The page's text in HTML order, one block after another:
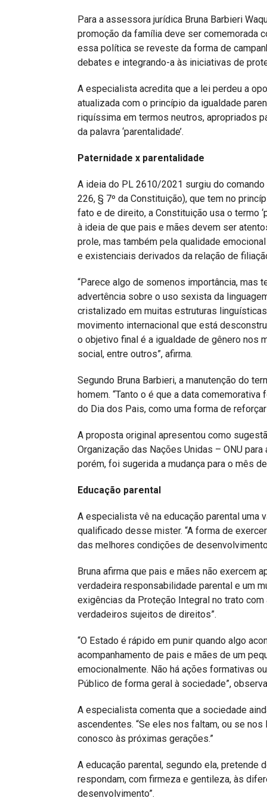
Para a assessora jurídica Bruna Barbieri
promoção da família deve ser comemorada
essa política se reveste da forma de
debates e integrando-a às iniciativas de
A especialista acredita que a lei perdeu a
atualizada com o princípio da igualdade
riquíssima em termos neutros, apropriados
da palavra ‘parentalidade’.
Paternidade x parentalidade
A ideia do PL 2610/2021 surgiu do
226, § 7º da Constituição), que tem no
fato e de direito, a Constituição usa o termo
à ideia de que pais e mães devem ser
prole, mas também pela qualidade
e existenciais derivados da relação de
“Parece algo de somenos importância, mas
advertência sobre o uso sexista da
cristalizado em muitas estruturas
movimento internacional que está
o objetivo final é a igualdade de gênero nos
social, entre outros”, afirma.
Segundo Bruna Barbieri, a manutenção do
homem. “Tanto o é que a data
do Dia dos Pais, como uma forma de
A proposta original apresentou como
Organização das Nações Unidas – ONU
porém, foi sugerida a mudança para o mês
Educação parental
A especialista vê na educação parental uma
qualificado desse mister. “A forma de
das melhores condições de
Bruna afirma que pais e mães não exercem
verdadeira responsabilidade parental e um
exigências da Proteção Integral no trato
verdadeiros sujeitos de direitos”.
“O Estado é rápido em punir quando algo
acompanhamento de pais e mães de um
emocionalmente. Não há ações formativas
Público de forma geral à sociedade”,
A especialista comenta que a sociedade
ascendentes. “Se eles nos faltam, ou se
conosco às próximas gerações.”
A educação parental, segundo ela,
respondam, com firmeza e gentileza, às
desenvolvimento”.